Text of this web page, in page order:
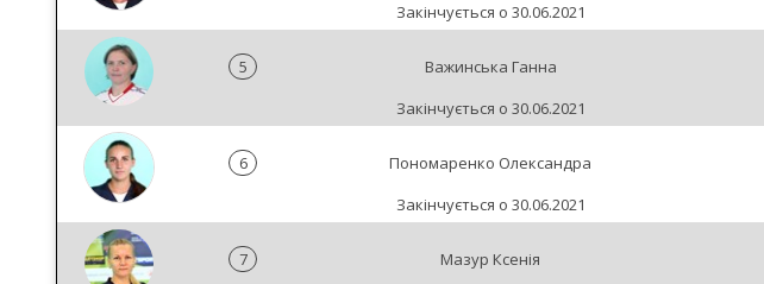
Закінчується о 30.06.2021
5
Важинська Ганна
Закінчується о 30.06.2021
6
Пономаренко Олександра
Закінчується о 30.06.2021
7
Мазур Ксенія